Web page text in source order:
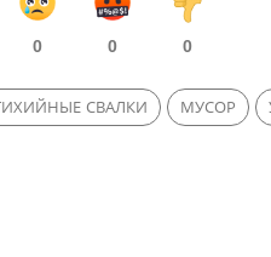
0 0 0
СВАЛКИ МУСОР